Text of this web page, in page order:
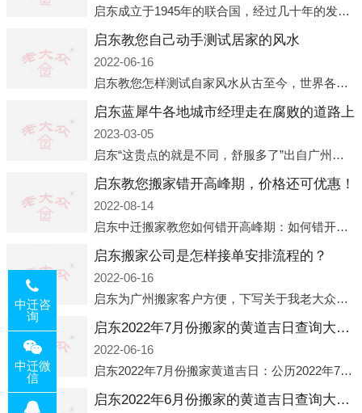
启东成立于1945年的联合国，经过几十年的发展，如今拥有193个成员国。拥有如此众多会员国的联合国，可以说是世界上最具代表性的国际组织，也是世界上分量最重、有着较高话语权的国际组织。但以美国为首的西方国家
启东教您自己动手测试居家的风水
2022-06-16
启东教您怎样测试自家风水从古至今，世界各地的人们都在研究人在乾坤中的位置以及它们所形成的关系。通过探究季节转换、星象变化，并且在所观测到的自然规律的指导下，人们开始认识到居住在不同住宅中的人，其一生中的财
启东蓝犀牛各地城市经理走在腐败的道路上
2023-03-05
启东“这贵点的就是不同，舒服多了”出自广州运营邓经理的口中。2023年开年刚出来，三个司机（加盟蓝犀牛的个人队伍）便请广州经理去佛山娱乐场所大消费了一次，据知悉一晚消费达一万多，由三人平摊费用，燃鹅这样的
启东教您搬家错开高峰期，价格还可优惠！
2022-08-14
启东中迁搬家教您如何错开高峰期：如何错开高峰期搬家，中迁搬家做了一些电话数据统计和分析，发现市民中午2点左右访问网站的人是最多的，电话咨询是早上9点左右是最多的，预约搬家周六和周日是最多的，网上QQ微
启东搬家公司是怎样接单安排流程的？
2022-06-16
启东为广州搬家客户方便，下写关于我老大众搬家公司接单的流程，九条给搬家朋友参考，了解搬家公司工序，免去搬家时的没有准备好的工作，给您及时快速的搬好家。一．电话咨询：专人接待客户电话咨询，初步了解客户搬 家
启东2022年7月份搬家的黄道吉日查询大全一览表哪天适合搬家好日子
2022-06-16
启东2022年7月份搬家黄道吉日：公历2022年7月6日 农历六月初八 星期三 冲虎(甲寅)公历2022年7月12日 农历六月十四 星期二 冲猴(庚申)公历2022年7月13日 农历六月十五 星期三 冲鸡
启东2022年6月份搬家的黄道吉日查询大全一览表哪天适合搬家好日子
中迁咨
询
中迁微
信